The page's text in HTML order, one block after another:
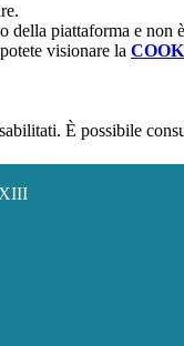
della piattaforma e non
visionare la
È possibile